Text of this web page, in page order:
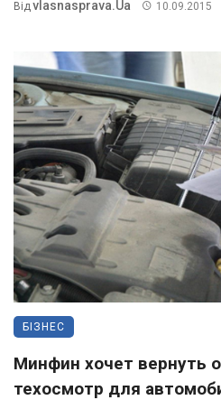
Від Vlasnasprava.ua 10.09.2015
БІЗНЕС
Минфин хочет вернуть
техосмотр для